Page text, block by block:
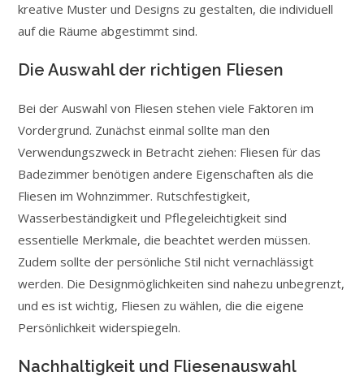
kreative Muster und Designs zu gestalten, die individuell
auf die Räume abgestimmt sind.
Die Auswahl der richtigen Fliesen
Bei der Auswahl von Fliesen stehen viele Faktoren im
Vordergrund. Zunächst einmal sollte man den
Verwendungszweck in Betracht ziehen: Fliesen für das
Badezimmer benötigen andere Eigenschaften als die
Fliesen im Wohnzimmer. Rutschfestigkeit,
Wasserbeständigkeit und Pflegeleichtigkeit sind
essentielle Merkmale, die beachtet werden müssen.
Zudem sollte der persönliche Stil nicht vernachlässigt
werden. Die Designmöglichkeiten sind nahezu unbegrenzt,
und es ist wichtig, Fliesen zu wählen, die die eigene
Persönlichkeit widerspiegeln.
Nachhaltigkeit und Fliesenauswahl